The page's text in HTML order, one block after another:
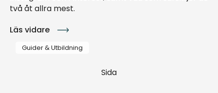
två åt allra mest.
Läs vidare
Guider & Utbildning
Sida